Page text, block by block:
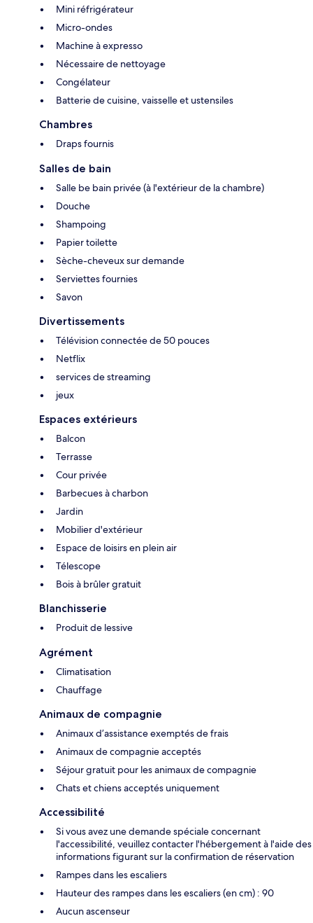
Mini réfrigérateur
Micro-ondes
Machine à expresso
Nécessaire de nettoyage
Congélateur
Batterie de cuisine, vaisselle et ustensiles
Chambres
Draps fournis
Salles de bain
Salle be bain privée (à l'extérieur de la chambre)
Douche
Shampoing
Papier toilette
Sèche-cheveux sur demande
Serviettes fournies
Savon
Divertissements
Télévision connectée de 50 pouces
Netflix
services de streaming
jeux
Espaces extérieurs
Balcon
Terrasse
Cour privée
Barbecues à charbon
Jardin
Mobilier d'extérieur
Espace de loisirs en plein air
Télescope
Bois à brûler gratuit
Blanchisserie
Produit de lessive
Agrément
Climatisation
Chauffage
Animaux de compagnie
Animaux d’assistance exemptés de frais
Animaux de compagnie acceptés
Séjour gratuit pour les animaux de compagnie
Chats et chiens acceptés uniquement
Accessibilité
Si vous avez une demande spéciale concernant
l'accessibilité, veuillez contacter l'hébergement à l'aide des
informations figurant sur la confirmation de réservation
Rampes dans les escaliers
Hauteur des rampes dans les escaliers (en cm) : 90
Aucun ascenseur